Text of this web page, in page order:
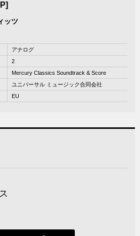
ッツ
アナログ
2
Mercury Classics Soundtrack & Score
ユニバーサル ミュージック合同会社
EU